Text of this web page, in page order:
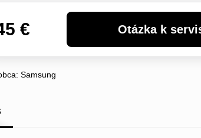
€
Samsung